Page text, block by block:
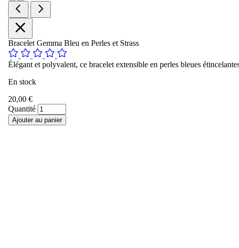
Bracelet Gemma Bleu en Perles et Strass
Élégant et polyvalent, ce bracelet extensible en perles bleues
En stock
20,00 €
Quantité
Ajouter au panier